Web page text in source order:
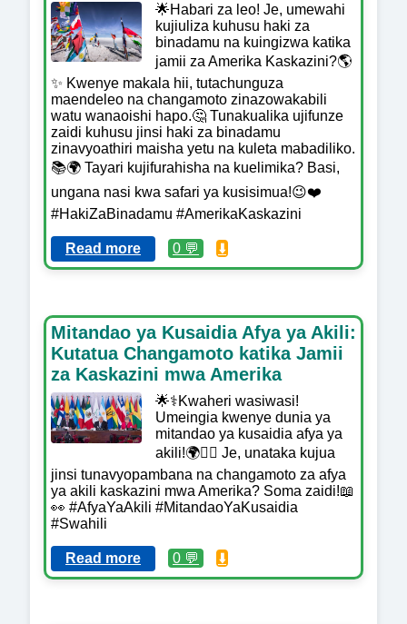
🌟Habari za leo! Je, umewahi
kujiuliza kuhusu haki za
binadamu na kuingizwa katika
jamii za Amerika Kaskazini?🌎
✨ Kwenye makala hii, tutachunguza
maendeleo na changamoto zinazowakabili
watu wanaoishi hapo.🤔 Tunakualika ujifunze
zaidi kuhusu jinsi haki za binadamu
zinavyoathiri maisha yetu na kuleta mabadiliko.
📚🌍 Tayari kujifurahisha na kuelimika? Basi,
ungana nasi kwa safari ya kusisimua!😉❤️
#HakiZaBinadamu #AmerikaKaskazini
Read more 0 💬 ⬇️
Mitandao ya Kusaidia Afya ya Akili:
Kutatua Changamoto katika Jamii
za Kaskazini mwa Amerika
🌟⚕️Kwaheri wasiwasi!
Umeingia kwenye dunia ya
mitandao ya kusaidia afya ya
akili!🌍💆‍♀️ Je, unataka kujua
jinsi tunavyopambana na changamoto za afya
ya akili kaskazini mwa Amerika? Soma zaidi!📖
👀 #AfyaYaAkili #MitandaoYaKusaidia
#Swahili
Read more 0 💬 ⬇️